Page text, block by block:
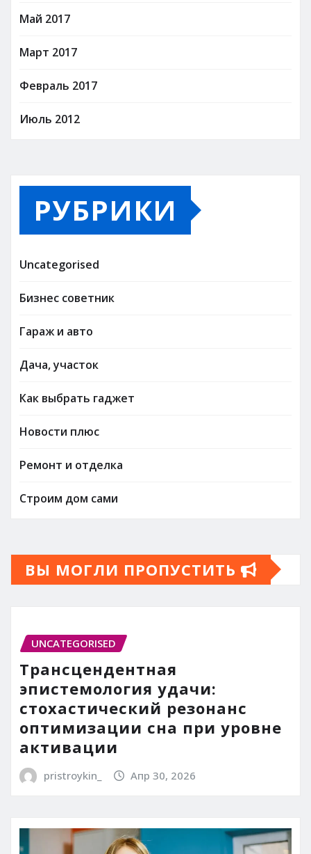
Май 2017
Март 2017
Февраль 2017
Июль 2012
РУБРИКИ
Uncategorised
Бизнес советник
Гараж и авто
Дача, участок
Как выбрать гаджет
Новости плюс
Ремонт и отделка
Строим дом сами
ВЫ МОГЛИ ПРОПУСТИТЬ
UNCATEGORISED
Трансцендентная
эпистемология удачи:
стохастический резонанс
оптимизации сна при уровне
активации
pristroykin_ Апр 30, 2026